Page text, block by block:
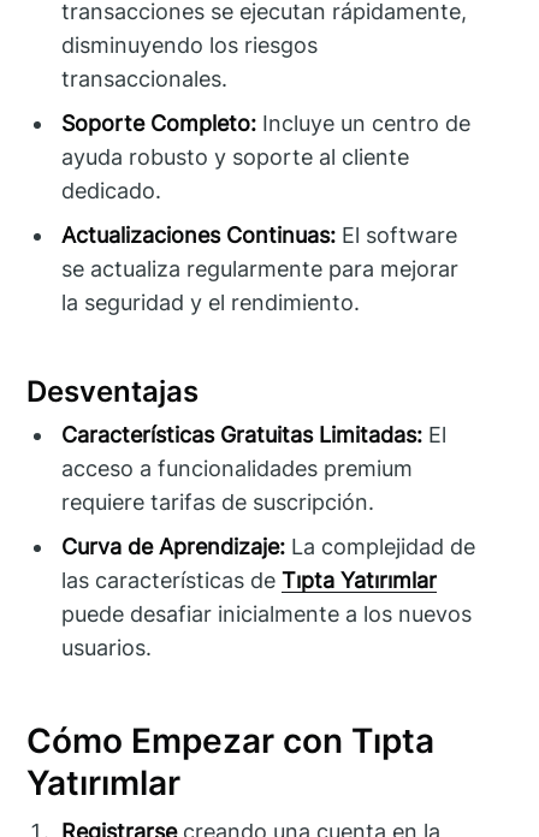
transacciones se ejecutan rápidamente,
disminuyendo los riesgos
transaccionales.
Soporte Completo: Incluye un centro de
ayuda robusto y soporte al cliente
dedicado.
Actualizaciones Continuas: El software
se actualiza regularmente para mejorar
la seguridad y el rendimiento.
Desventajas
Características Gratuitas Limitadas: El
acceso a funcionalidades premium
requiere tarifas de suscripción.
Curva de Aprendizaje: La complejidad de
las características deTıpta Yatırımlar
puede desafiar inicialmente a los nuevos
usuarios.
Cómo Empezar con Tıpta
Yatırımlar
Registrarsecreando una cuenta en la